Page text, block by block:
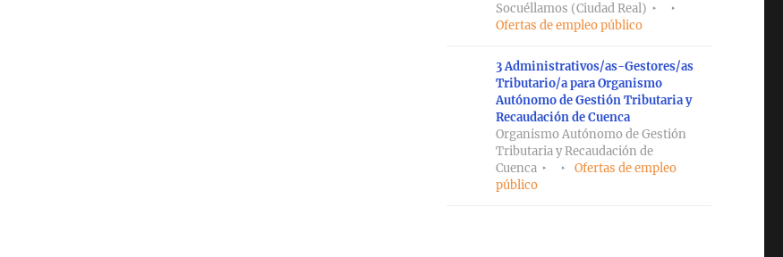
Socuéllamos (Ciudad Real)
Ofertas de empleo público
3 Administrativos/as-Gestores/as
Tributario/a para Organismo
Autónomo de Gestión Tributaria y
Recaudación de Cuenca
Organismo Autónomo de Gestión
Tributaria y Recaudación de
Cuenca
Ofertas de empleo
público